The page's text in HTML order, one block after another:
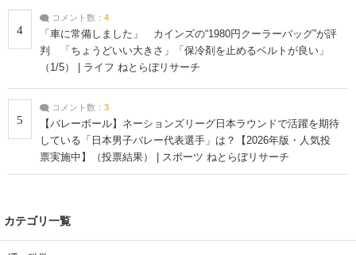
4
コメント数： 4
「車に常備しました」 カインズの“1980円クーラーバッグ”が評
判 「ちょうどいい大きさ」「保冷剤を止めるベルトが良い」
（1/5） | ライフ ねとらぼリサーチ
5
コメント数： 3
【バレーボール】ネーションズリーグ日本ラウンドで活躍を期待
している「日本男子バレー代表選手」は？【2026年版・人気投
票実施中】（投票結果） | スポーツ ねとらぼリサーチ
カテゴリ一覧